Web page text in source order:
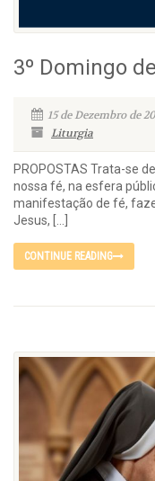
3º Domingo
15 de Dezembro de
Liturgia
PROPOSTAS Trata-se
nossa fé, na esfera
manifestação de fé,
Jesus, […]
CONTINUE READING